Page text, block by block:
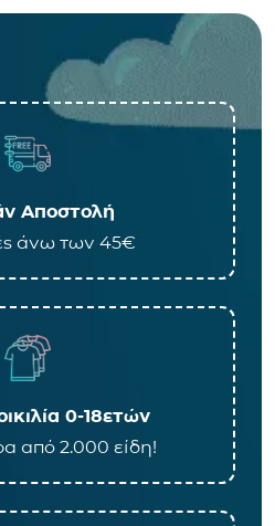
Αποστολή
άνω των 45€
0-18ετών
από 2.000 είδη!